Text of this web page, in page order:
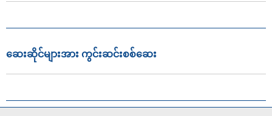
ဆေးဆိုင်များအား ကွင်းဆင်းစစ်ဆေး